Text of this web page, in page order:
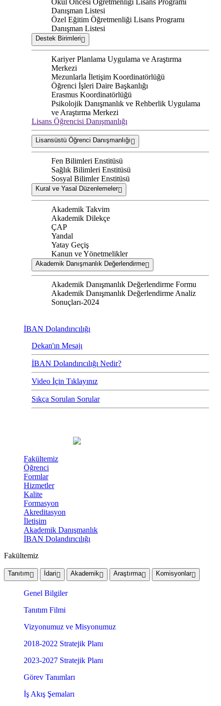
Okul Öncesi Öğretmenliği Lisans Programı
Danışman Listesi
Özel Eğitim Öğretmenliği Lisans Programı
Danışman Listesi
Destek Birimleri
Kariyer Planlama Uygulama ve Araştırma
Merkezi
Mezunlarla İletişim Koordinatörlüğü
Öğrenci İşleri Daire Başkanlığı
Erasmus Koordinatörlüğü
Psikolojik Danışmanlık ve Rehberlik Uygulama
ve Araştırma Merkezi
Lisans Öğrencisi Danışmanlığı
Lisansüstü Öğrenci Danışmanlığı
Fen Bilimleri Enstitüsü
Sağlık Bilimleri Enstitüsü
Sosyal Bilimler Enstitüsü
Kural ve Yasal Düzenlemeler
Akademik Takvim
Akademik Dilekçe
ÇAP
Yandal
Yatay Geçiş
Kanun ve Yönetmelikler
Akademik Danışmanlık Değerlendirme
Akademik Danışmanlık Değerlendirme Formu
Akademik Danışmanlık Değerlendirme Analiz
Sonuçları-2024
İBAN Dolandırıcılığı
Dekan'ın Mesajı
İBAN Dolandırıcılığı Nedir?
Video İçin Tıklayınız
Sıkça Sorulan Sorular
Fakültemiz
Öğrenci
Formlar
Hizmetler
Kalite
Formasyon
Akreditasyon
İletişim
Akademik Danışmanlık
İBAN Dolandırıcılığı
Fakültemiz
Tanıtım İdari Akademik Araştırma Komisyonlar
Genel Bilgiler
Tanıtım Filmi
Vizyonumuz ve Misyonumuz
2018-2022 Stratejik Planı
2023-2027 Stratejik Planı
Görev Tanımları
İş Akış Şemaları